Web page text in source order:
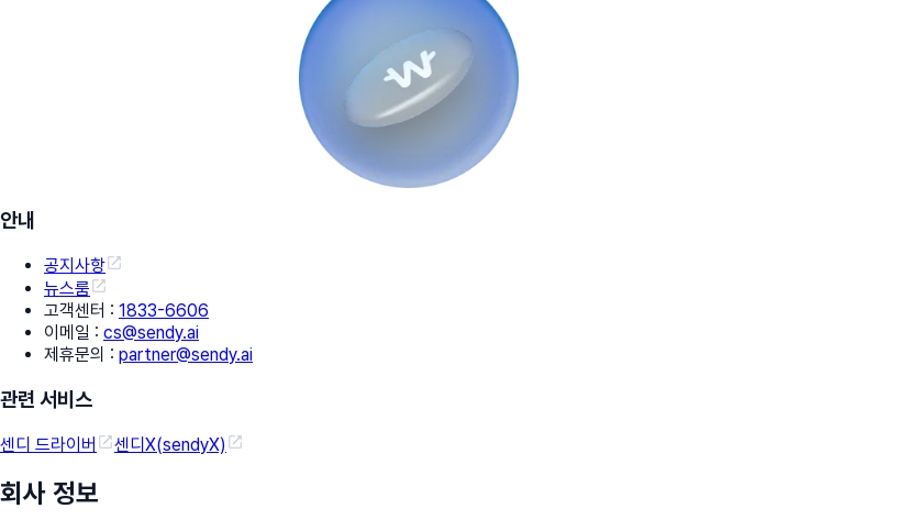
안내
공지사항
뉴스룸
고객센터 : 1833-6606
이메일 : cs@sendy.ai
제휴문의 : partner@sendy.ai
관련 서비스
센디 드라이버 센디X(sendyX)
회사 정보